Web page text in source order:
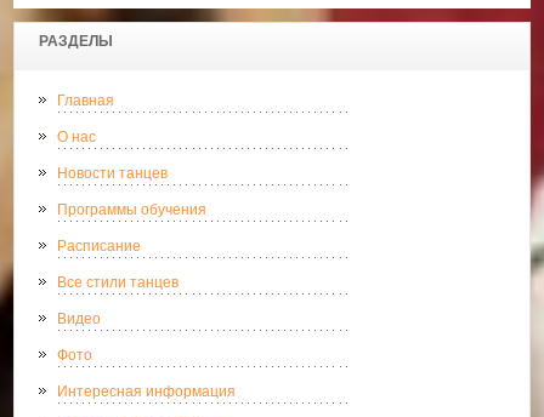
РАЗДЕЛЫ
Главная
О нас
Новости танцев
Программы обучения
Расписание
Все стили танцев
Видео
Фото
Интересная информация